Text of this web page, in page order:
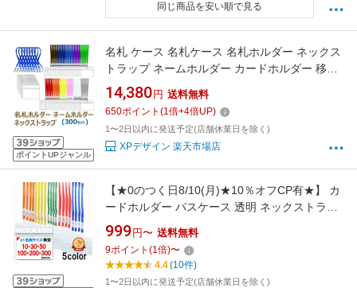
同じ商品を安い順で見る
ポイントUPジャンル
名札 ケース 名札ケース 名札ホルダー ネックス
トラップ ネームホルダー カードホルダー 移動
ポケット 展示会 イベント idカード idバッジ ス
トラップ idケース icカード ストラップid ネーム
ストラップ 名札クリップ （300セット）
14,380 円 送料無料
650ポイント (1倍+4倍UP)
1〜2日以内に発送予定(店舗休業日を除く)
XPデザイン 楽天市場店
【★0のつく日8/10(月)★10％オフCP有★】 カ
ードホルダー パスケース 透明 ネックストラッ
プ 名札ホルダー 10S 30S 50S 100S 200S 300S
首からさげる名札 名札 吊り下げ イベント スタ
ッフ パス 名刺 ID ケース 入れ 首かけ 展示会 防
水 横型 赤 青 黄 緑
999 円〜 送料無料
9ポイント (1倍)〜
4.4(10件)
1〜2日以内に発送予定(店舗休業日を除く)